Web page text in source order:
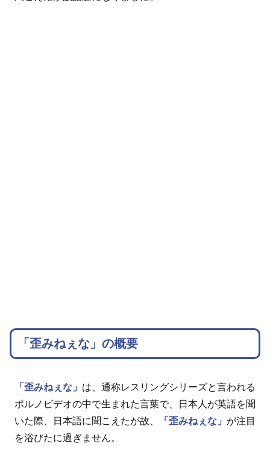
「歪みねぇな」の概要
「歪みねぇな」 は、通称レスリングシリーズと言われる
ポルノビデオの中で生まれた言葉で、日本人が英語を聞
いた際、日本語に聞こえたが故、
「歪みねぇな」 が注目
を浴びたに過ぎません。